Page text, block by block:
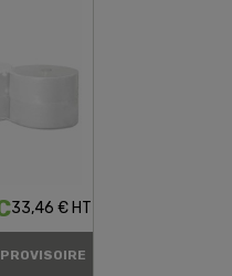
33,46 € HT